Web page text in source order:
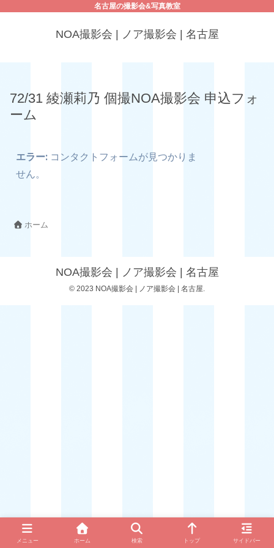
名古屋の撮影会&写真教室
NOA撮影会 | ノア撮影会 | 名古屋
72/31 綾瀬莉乃 個撮NOA撮影会 申込フォ
ーム
エラー: コンタクトフォームが見つかりま
せん。
ホーム
NOA撮影会 | ノア撮影会 | 名古屋
© 2023 NOA撮影会 | ノア撮影会 | 名古屋.
メニュー ホーム 検索 トップ サイドバー